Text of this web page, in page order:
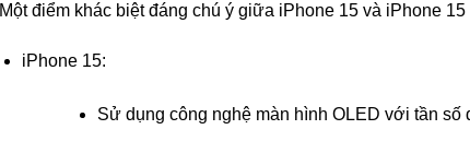
Một điểm khác biệt đáng chú ý giữa iPhone 15 và iPhone
iPhone 15:
Sử dụng công nghệ màn hình OLED với tần số